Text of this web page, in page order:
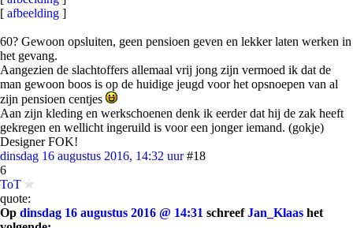
[ afbeelding ]
60? Gewoon opsluiten, geen pensioen geven en lekker laten werken in
het gevang.
Aangezien de slachtoffers allemaal vrij jong zijn vermoed ik dat de
man gewoon boos is op de huidige jeugd voor het opsnoepen van al
zijn pensioen centjes
Aan zijn kleding en werkschoenen denk ik eerder dat hij de zak heeft
gekregen en wellicht ingeruild is voor een jonger iemand. (gokje)
Designer FOK!
dinsdag 16 augustus 2016, 14:32 uur #18
6
ToT
quote:
Op dinsdag 16 augustus 2016 @ 14:31 schreefJan_Klaas het